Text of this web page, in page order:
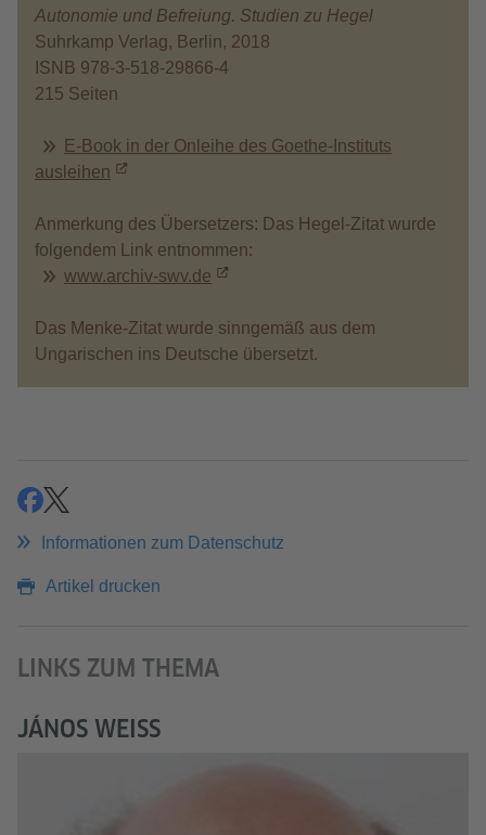
Autonomie und Befreiung. Studien zu Hegel
Suhrkamp Verlag, Berlin, 2018
ISNB 978-3-518-29866-4
215 Seiten
E-Book in der Onleihe des Goethe-Instituts
ausleihen
Anmerkung des Übersetzers: Das Hegel-Zitat wurde
folgendem Link entnommen:
www.archiv-swv.de
Das Menke-Zitat wurde sinngemäß aus dem
Ungarischen ins Deutsche übersetzt.
teilenteilen
Informationen zum Datenschutz
Artikel drucken
LINKS ZUM THEMA
JÁNOS WEISS